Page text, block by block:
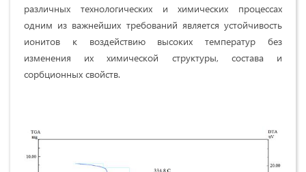
различных технологических и химических процессах
одним из важнейших требований является устойчивость
ионитов к воздействию высоких температур без
изменения их химической структуры, состава и
сорбционных свойств.